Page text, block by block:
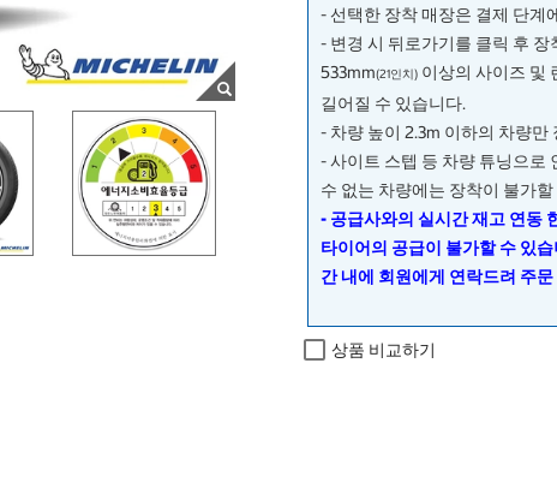
- 선택한 장착 매장은 결제 단계
- 변경 시 뒤로가기를 클릭 후
533mm(21인치) 이상의 사이즈 및
길어질 수 있습니다.
- 차량 높이 2.3m 이하의 차량만
- 사이트 스텝 등 차량 튜닝으로
수 없는 차량에는 장착이 불가
- 공급사와의 실시간 재고 연동
타이어의 공급이 불가할 수 있
간 내에 회원에게 연락드려 주
상품 비교하기